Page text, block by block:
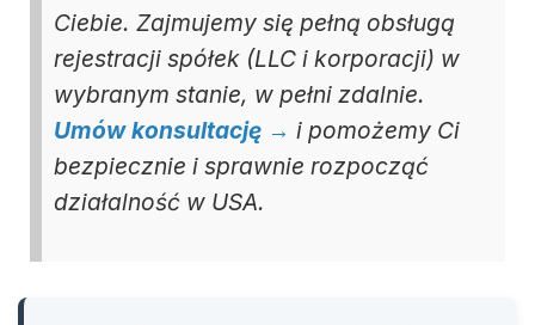
Ciebie. Zajmujemy się pełną obsługą
rejestracji spółek (LLC i korporacji) w
wybranym stanie, w pełni zdalnie.
Umów konsultację → i pomożemy Ci
bezpiecznie i sprawnie rozpocząć
działalność w USA.